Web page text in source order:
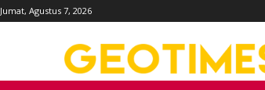
Jumat, Agustus 7, 2026